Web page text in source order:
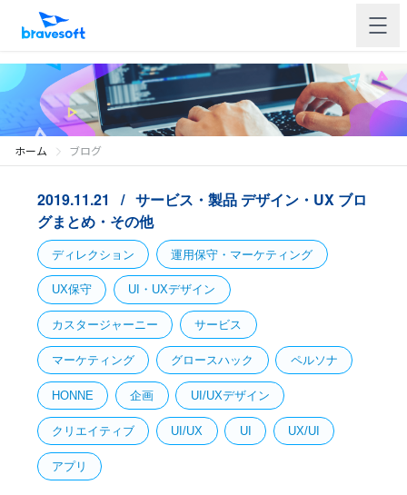
ホーム ブログ
2019.11.21 サービス・製品デザイン・UX ブロ
グまとめ・その他
ディレクション 運用保守・マーケティング
UX保守 UI・UXデザイン
カスタージャーニー サービス
マーケティング グロースハック ペルソナ
HONNE 企画 UI/UXデザイン
クリエイティブ UI/UX UI UX/UI
アプリ